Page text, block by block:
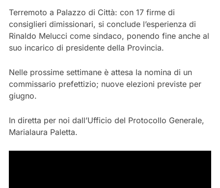
Terremoto a Palazzo di Città: con 17 firme di
consiglieri dimissionari, si conclude l’esperienza di
Rinaldo Melucci come sindaco, ponendo fine anche al
suo incarico di presidente della Provincia.
Nelle prossime settimane è attesa la nomina di un
commissario prefettizio; nuove elezioni previste per
giugno.
In diretta per noi dall’Ufficio del Protocollo Generale,
Marialaura Paletta.